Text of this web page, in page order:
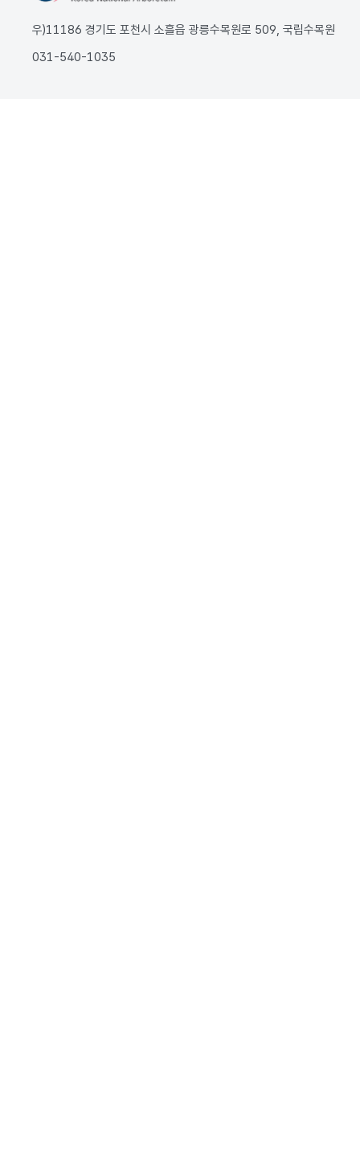
우)11186 경기도 포천시 소흘읍 광릉수목원로 509, 국립수목원
031-540-1035